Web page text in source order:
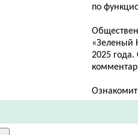
по
«Зеленый
2025